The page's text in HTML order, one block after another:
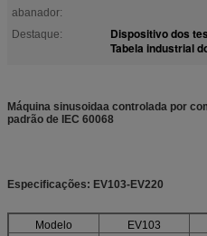
abanador:
Destaque: Dispositivo dos
Tabela industrial
Máquina sinusoidaa controlada por
padrão de IEC 60068
Especificações: EV103-EV220
Modelo EV103